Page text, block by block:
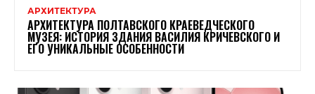
АРХИТЕКТУРА
АРХИТЕКТУРА ПОЛТАВСКОГО КРАЕВЕДЧЕСКОГО
МУЗЕЯ: ИСТОРИЯ ЗДАНИЯ ВАСИЛИЯ КРИЧЕВСКОГО И
ЕГО УНИКАЛЬНЫЕ ОСОБЕННОСТИ